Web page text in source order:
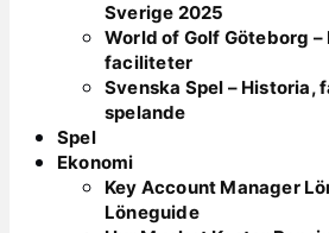
Sverige 2025
World of Golf Göteborg
faciliteter
Svenska Spel – Historia,
spelande
Spel
Ekonomi
Key Account Manager
Löneguide